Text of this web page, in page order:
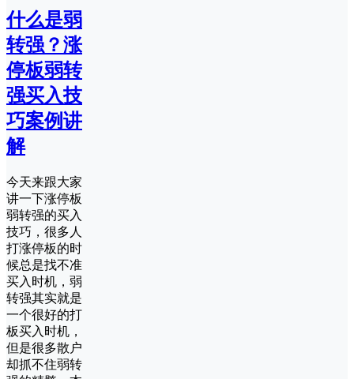
什么是弱
转强？涨
停板弱转
强买入技
巧案例讲
解
今天来跟大家
讲一下涨停板
弱转强的买入
技巧，很多人
打涨停板的时
候总是找不准
买入时机，弱
转强其实就是
一个很好的打
板买入时机，
但是很多散户
却抓不住弱转